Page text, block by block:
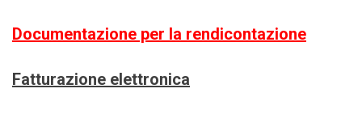
Documentazione per la rendicontazione
Fatturazione elettronica